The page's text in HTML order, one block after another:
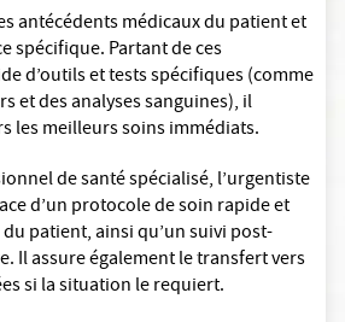
antécédents médicaux du patient et
spécifique. Partant de ces
d’outils et tests spécifiques (comme
et des analyses sanguines), il
les meilleurs soins immédiats.
de santé spécialisé, l’urgentiste
d’un protocole de soin rapide et
patient, ainsi qu’un suivi post-
Il assure également le transfert vers
si la situation le requiert.